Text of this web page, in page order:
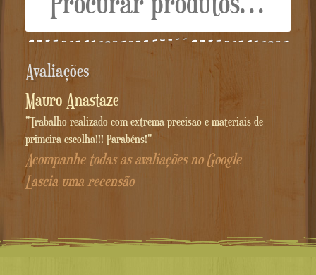
Avaliações
Mauro Anastaze
"Trabalho realizado com extrema precisão e materiais de
primeira escolha!!! Parabéns!"
Acompanhe todas as avaliações no Google
Lascia uma recensão